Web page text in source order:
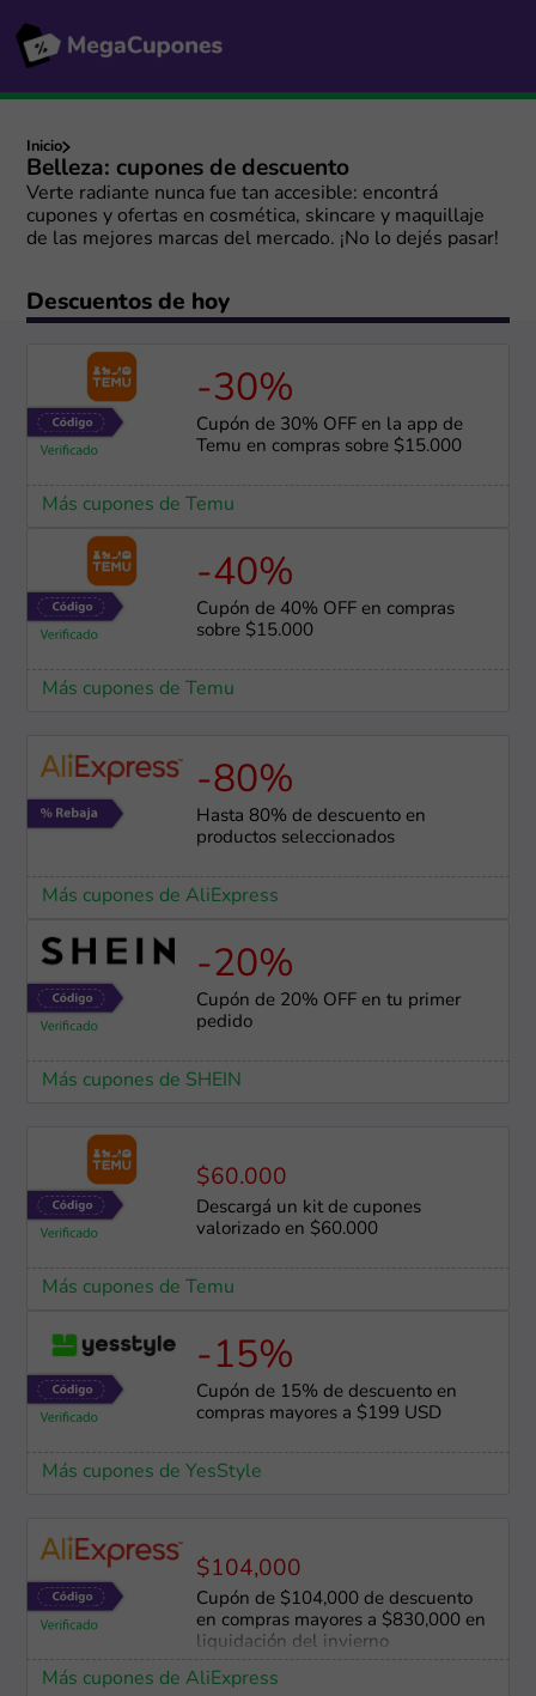
Inicio
Belleza: cupones de descuento
Verte radiante nunca fue tan accesible: encontrá
cupones y ofertas en cosmética, skincare y maquillaje
de las mejores marcas del mercado. ¡No lo dejés pasar!
Descuentos de hoy
-30%
Cupón de 30% OFF en la app de
Temu en compras sobre $15.000
Más cupones de Temu
-40%
Cupón de 40% OFF en compras
sobre $15.000
Más cupones de Temu
-80%
Hasta 80% de descuento en
productos seleccionados
Más cupones de AliExpress
-20%
Cupón de 20% OFF en tu primer
pedido
Más cupones de SHEIN
$60.000
Descargá un kit de cupones
valorizado en $60.000
Más cupones de Temu
-15%
Cupón de 15% de descuento en
compras mayores a $199 USD
Más cupones de YesStyle
$104,000
Cupón de $104,000 de descuento
en compras mayores a $830,000 en
liquidación del invierno
Más cupones de AliExpress